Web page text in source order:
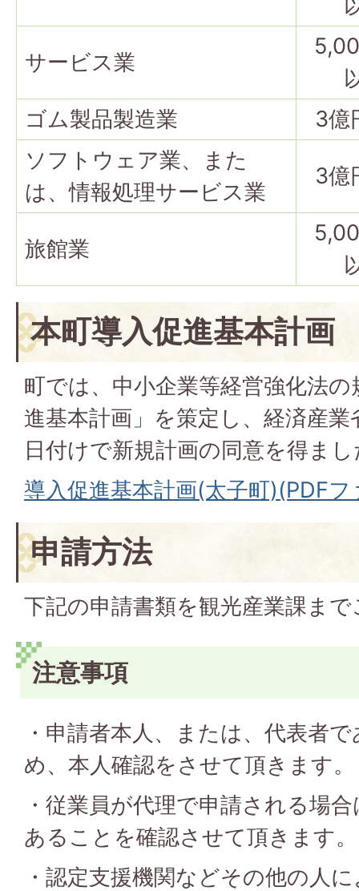
サービス業
ゴム製品製造業
3億
ソフトウェア業、また
は、情報処理サービス業
3億
旅館業
本町導入促進基本計画
町では、中小企業等経営強化法
進基本計画」を策定し、経済産
日付けで新規計画の同意を得ま
導入促進基本計画(太子町)(PDF
申請方法
下記の申請書類を観光産業課ま
注意事項
・申請者本人、または、代表者
め、本人確認をさせて頂きます。
・従業員が代理で申請される場
あることを確認させて頂きます。
・認定支援機関などその他の人